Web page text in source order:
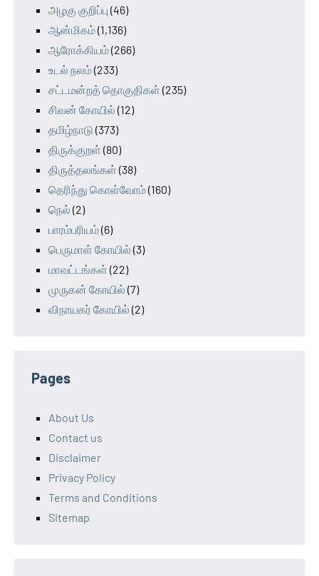
அழகு குறிப்பு (46)
ஆன்மிகம்(1,136)
ஆரோக்கியம்(266)
உடல் நலம்(233)
சட்டமன்றத் தொகுதிகள் (235)
சிவன் கோயில் (12)
தமிழ்நாடு (373)
திருக்குறள் (80)
திருத்தலங்கள் (38)
தெரிந்து கொள்வோம்(160)
நெல் (2)
பாரம்பரியம்(6)
பெருமாள் கோயில் (3)
மாவட்டங்கள் (22)
முருகன் கோயில் (7)
விநாயகர் கோயில் (2)
Pages
About Us
Contact us
Disclaimer
Privacy Policy
Terms and Conditions
Sitemap